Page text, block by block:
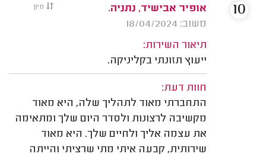
מיון
אופיר אבישיד, נתניה.
משוב: 18/04/2024
תיאור השירות:
ייעוץ תזונתי בקליניקה.
חוות דעת:
התחברתי מאוד לתהליך שלה, היא מאוד
מקשיבה לרצונות ולסדר היום שלך ומתאימה
את עצמה אליך ולחיים שלך. היא מאוד
שירותית, קבעה איתי מתי שרציתי והייתה
10